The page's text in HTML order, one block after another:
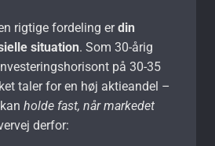
rigtige fordeling erdin
situation. Som 30-årig
på 30-35
taler for en høj aktieandel –
holde fast, når markedet
derfor: